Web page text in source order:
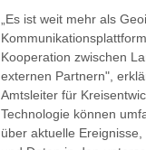
„Es ist weit mehr als
Kooperation zwischen
externen Partnern",
Amtsleiter für
Technologie können
über aktuelle